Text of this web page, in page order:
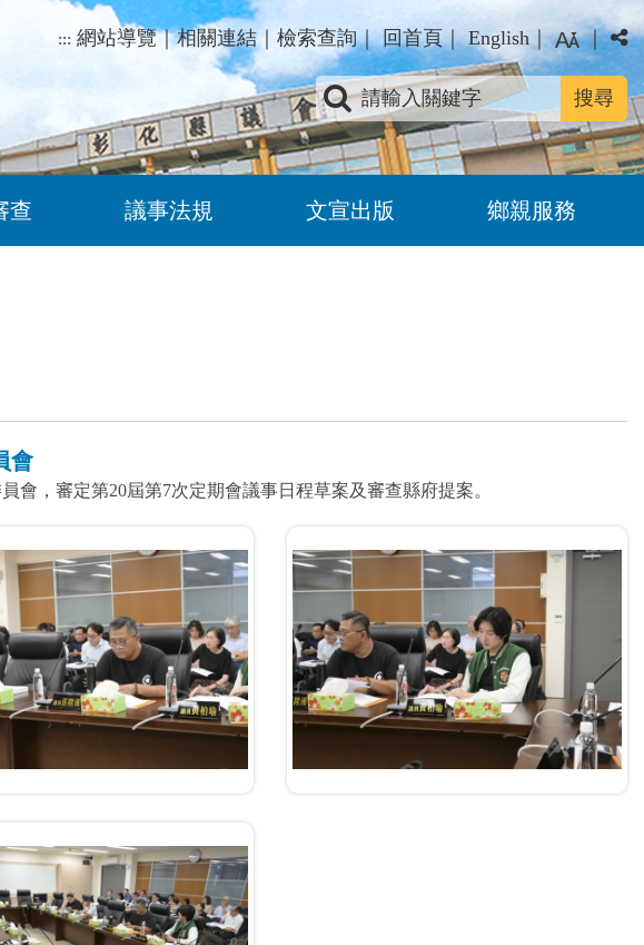
::: 網站導覽｜相關連結 ｜ 檢索查詢｜回首頁｜English ｜ ｜
關鍵字查詢
查 議事法規 文宣出版 鄉親服務
會
會，審定第20屆第7次定期會議事日程草案及審查縣府提案。